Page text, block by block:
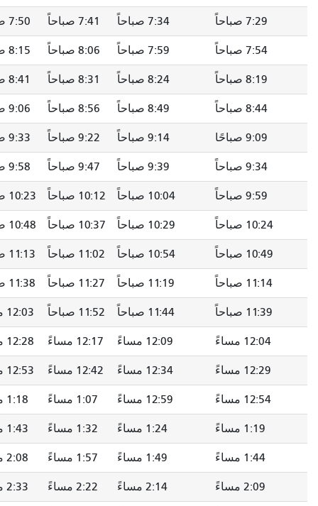
7:34 صباحاً 7:50 صباحاً --
7:59 صباحاً 8:15 صباحاً --
8:24 صباحاً 8:41 صباحاً --
8:49 صباحاً 9:06 صباحاً --
9:14 صباحاً 9:33 صباحاً --
9:39 صباحاً 9:58 صباحاً --
10:04 صباحاً 10:23 صباحاً --
10:29 صباحاً 10:48 صباحاً --
10:54 صباحاً 11:13 صباحاً --
11:19 صباحاً 11:38 صباحاً --
11:44 صباحاً 12:03 مساءً --
12:09 مساءً 12:28 مساءً --
12:34 مساءً 12:53 مساءً --
12:59 مساءً 1:18 مساءً --
1:24 مساءً 1:43 مساءً --
1:49 مساءً 2:08 مساءً --
2:14 مساءً 2:33 مساءً --